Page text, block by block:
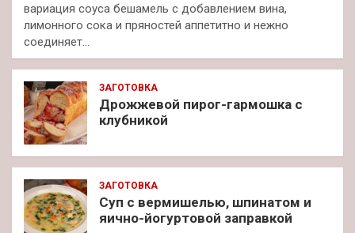
вариация соуса бешамель с добавлением вина,
лимонного сока и пряностей аппетитно и нежно
соединяет…
ЗАГОТОВКА
Дрожжевой пирог-гармошка с
клубникой
ЗАГОТОВКА
Суп с вермишелью, шпинатом и
яично-йогуртовой заправкой